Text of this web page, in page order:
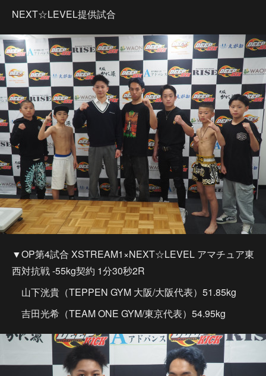
NEXT☆LEVEL提供試合
▼OP第4試合 XSTREAM1×NEXT☆LEVEL アマチュア東
西対抗戦 -55kg契約 1分30秒2R
山下洸貴（TEPPEN GYM 大阪/大阪代表）51.85kg
吉田光希（TEAM ONE GYM/東京代表）54.95kg